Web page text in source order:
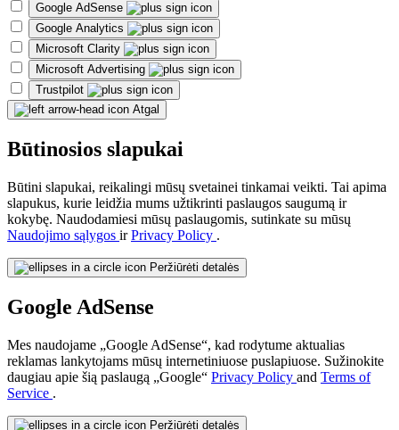
Google AdSense
Google Analytics
Microsoft Clarity
Microsoft Advertising
Trustpilot
Atgal
Būtinosios slapukai
Būtini slapukai, reikalingi mūsų svetainei tinkamai veikti. Tai apima
slapukus, kurie leidžia mums užtikrinti paslaugos saugumą ir
kokybę. Naudodamiesi mūsų paslaugomis, sutinkate su mūsų
Naudojimo sąlygos irPrivacy Policy .
Peržiūrėti detalės
Google AdSense
Mes naudojame „Google AdSense“, kad rodytume aktualias
reklamas lankytojams mūsų internetiniuose puslapiuose. Sužinokite
daugiau apie šią paslaugą „Google“ Privacy Policy and Terms of
Service .
Peržiūrėti detalės